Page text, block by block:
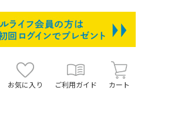
お気に入り ご利用ガイド カート